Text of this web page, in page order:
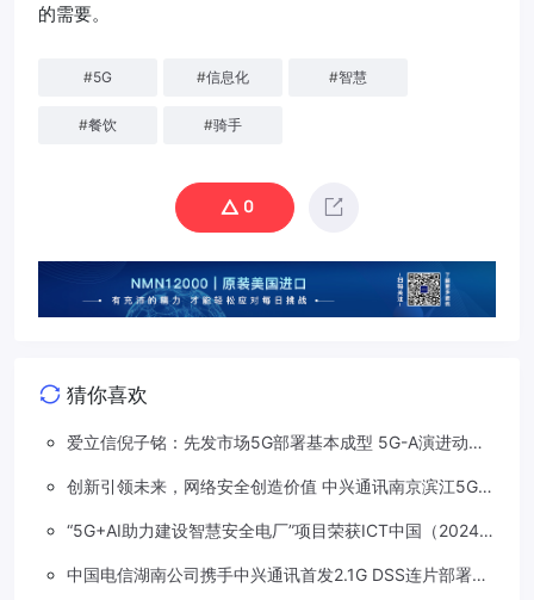
的需要。
#5G #信息化 #智慧
#餐饮 #骑手
0
猜你喜欢
爱立信倪子铭：先发市场5G部署基本成型 5G-A演进动能
创新引领未来，网络安全创造价值 中兴通讯南京滨江5G工
“5G+AI助力建设智慧安全电厂”项目荣获ICT中国（2024）
中国电信湖南公司携手中兴通讯首发2.1G DSS连片部署助